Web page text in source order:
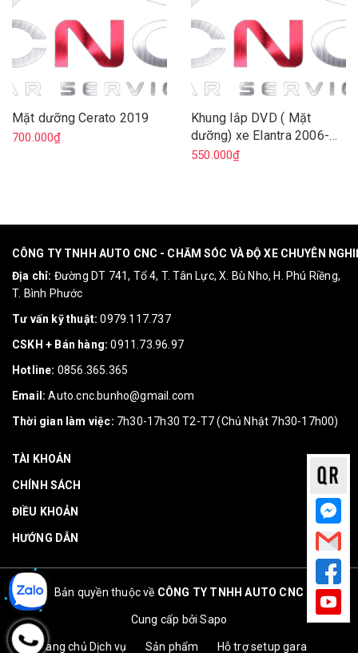
Mặt dưỡng Cerato 2019
700.000₫
Khung lắp DVD ( Mặt
dưỡng) xe Elantra 2006-
2011
550.000₫
CÔNG TY TNHH AUTO CNC - CHĂM SÓC VÀ ĐỘ XE CHUYÊN
Địa chỉ: Đường DT 741, Tổ 4, T. Tân Lực, X. Bù Nho, H. Phú Riềng,
T. Bình Phước
Tư vấn kỹ thuật: 0979.117.737
CSKH + Bán hàng: 0911.73.96.97
Hotline: 0856.365.365
Email: Auto.cnc.bunho@gmail.com
Thời gian làm việc: 7h30-17h30 T2-T7 (Chủ Nhật 7h30-17h00)
TÀI KHOẢN
CHÍNH SÁCH
ĐIỀU KHOẢN
HƯỚNG DẪN
Bản quyền thuộc về CÔNG TY TNHH AUTO CNC
Cung cấp bởiSapo
Trang chủ Dịch vụ Sản phẩm Hỗ trợ setup gara